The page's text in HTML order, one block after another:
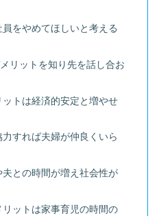
をやめてほしいと考える
リットを知り先を話し合お
トは経済的安定と増やせ
すれば夫婦が仲良くいら
との時間が増え社会性が
ットは家事育児の時間の